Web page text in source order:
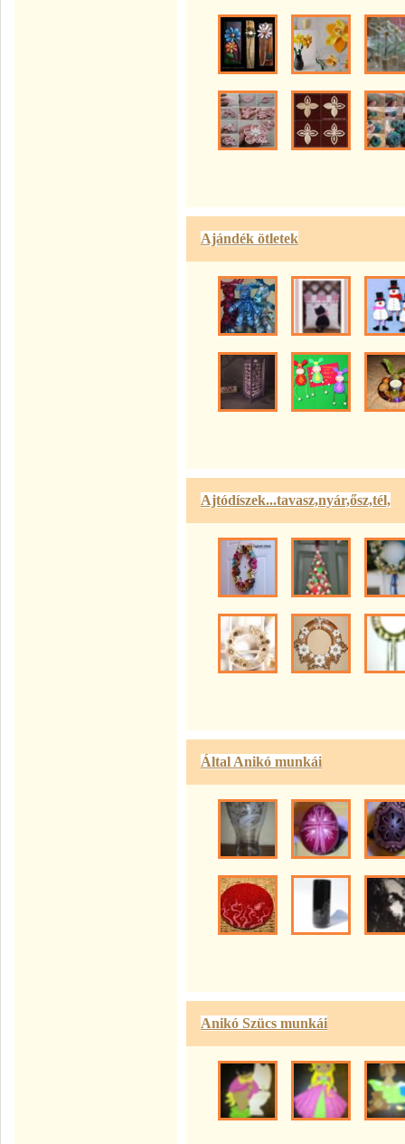
Ajándék ötletek
Ajtódíszek...tavasz,nyár,ősz,tél,
Által Anikó munkái
Anikó Szücs munkái